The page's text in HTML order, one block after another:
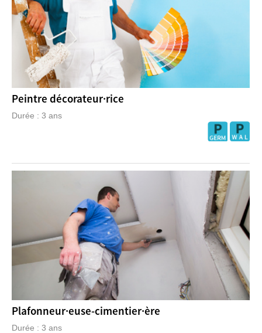
Peintre décorateur·rice
Durée : 3 ans
Plafonneur·euse-cimentier·ère
Durée : 3 ans